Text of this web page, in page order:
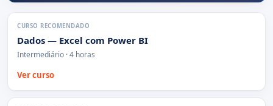
CURSO RECOMENDADO
Dados — Excel com Power BI
Intermediário · 4 horas
Ver curso